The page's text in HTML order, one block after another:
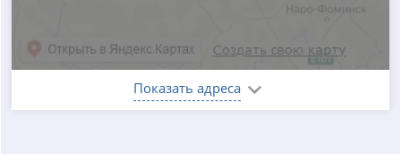
Показать адреса